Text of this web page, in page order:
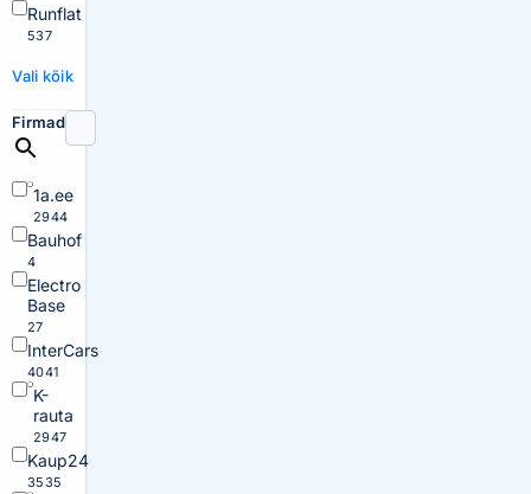
Runflat
537
Vali kõik
Firmad
1a.ee
2944
Bauhof
4
Electro
Base
27
InterCars
4041
K-
rauta
2947
Kaup24
3535